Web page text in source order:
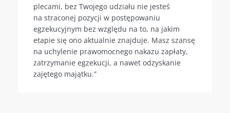
plecami, bez Twojego udziału nie jesteś
na straconej pozycji w postępowaniu
egzekucyjnym bez względu na to, na jakim
etapie się ono aktualnie znajduje. Masz szansę
na uchylenie prawomocnego nakazu zapłaty,
zatrzymanie egzekucji, a nawet odzyskanie
zajętego majątku.”